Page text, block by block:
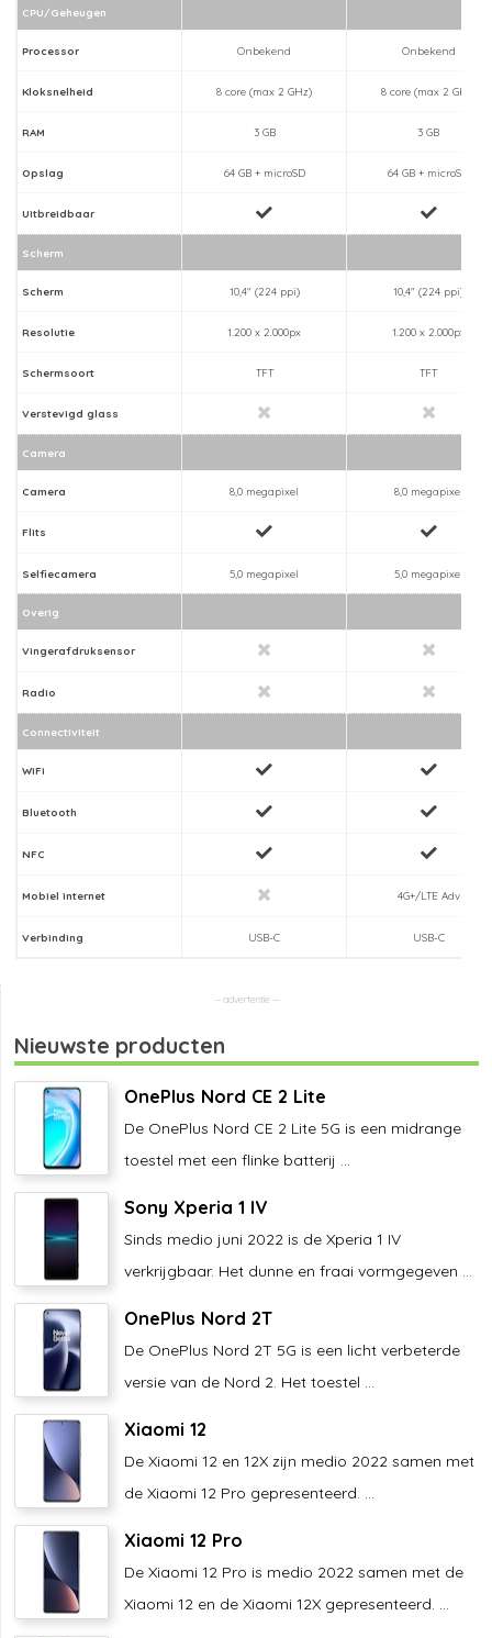
CPU/Geheugen
Processor Onbekend Onbekend
Kloksnelheid 8 core (max 2 GHz) 8 core (max 2 GHz)
RAM 3 GB 3 GB
Opslag 64 GB + microSD 64 GB + microSD
Uitbreidbaar
Scherm
Scherm 10,4" (224 ppi) 10,4" (224 ppi)
Resolutie 1.200 x 2.000px 1.200 x 2.000px
Schermsoort TFT TFT
Verstevigd glass
Camera
Camera 8,0 megapixel 8,0 megapixel
Flits
Selfiecamera 5,0 megapixel 5,0 megapixel
Overig
Vingerafdruksensor
Radio
Connectiviteit
WiFi
Bluetooth
NFC
Mobiel internet 4G+/LTE Adv
Verbinding USB-C USB-C
Nieuwste producten
OnePlus Nord CE 2 Lite
De OnePlus Nord CE 2 Lite 5G is een midrange
toestel met een flinke batterij ...
Sony Xperia 1 IV
Sinds medio juni 2022 is de Xperia 1 IV
verkrijgbaar. Het dunne en fraai vormgegeven ...
OnePlus Nord 2T
De OnePlus Nord 2T 5G is een licht verbeterde
versie van de Nord 2. Het toestel ...
Xiaomi 12
De Xiaomi 12 en 12X zijn medio 2022 samen met
de Xiaomi 12 Pro gepresenteerd. ...
Xiaomi 12 Pro
De Xiaomi 12 Pro is medio 2022 samen met de
Xiaomi 12 en de Xiaomi 12X gepresenteerd. ...